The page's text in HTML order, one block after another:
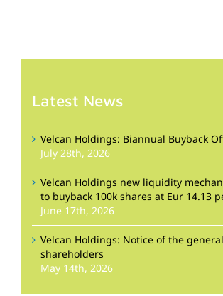
Latest News
Velcan Holdings: Biannual Buyback
July 28th, 2026
Velcan Holdings new liquidity
to buyback 100k shares at Eur 14.13
June 17th, 2026
Velcan Holdings: Notice of the
shareholders
May 14th, 2026